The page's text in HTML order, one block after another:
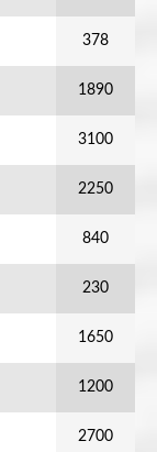
378
1890
3100
2250
840
230
1650
1200
2700